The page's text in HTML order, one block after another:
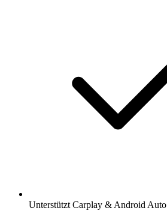
Unterstützt Carplay & Android Auto